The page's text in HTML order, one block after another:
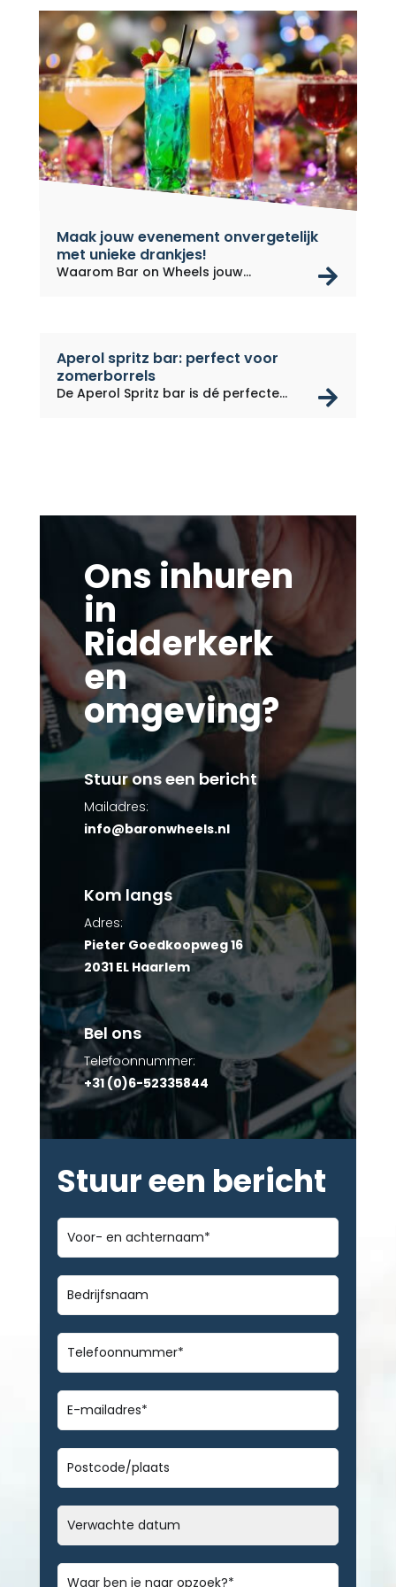
Maak jouw evenement onvergetelijk
met unieke drankjes!
Waarom Bar on Wheels jouw
Aperol spritz bar: perfect voor
zomerborrels
De Aperol Spritz bar is dé perfecte...
Ons inhuren
in
Ridderkerk
en
omgeving?
Stuur ons een bericht
Mailadres:
info@baronwheels.nl
Kom langs
Adres:
Pieter Goedkoopweg 16
2031 EL Haarlem
Bel ons
Telefoonnummer:
+31 (0)6-52335844
Stuur een bericht
Voor-
en
achternaam*
Bedrijfsnaam
Telefoonnummer*
E-
mailadres*
Geen
titel
Datum
MM
DD
Bericht*